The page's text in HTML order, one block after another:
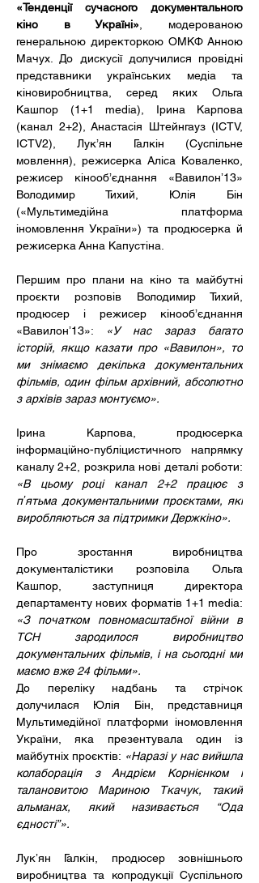
«Тенденції сучасного документального
кіно в Україні» , модерованою
генеральною директоркою ОМКФ Анною
Мачух. До дискусії долучилися провідні
представники українських медіа та
кіновиробництва, серед яких Ольга
Кашпор (1+1 media), Ірина Карпова
(канал 2+2), Анастасія Штейнгауз (ICTV,
ICTV2), Лук’ян Галкін (Суспільне
мовлення), режисерка Аліса Коваленко,
режисер кінооб’єднання «Вавилонʼ13»
Володимир Тихий, Юлія Бін
(«Мультимедійна платформа
іномовлення України») та продюсерка й
режисерка Анна Капустіна.
Першим про плани на кіно та майбутні
проєкти розповів Володимир Тихий,
продюсер і режисер кінооб’єднання
«Вавилонʼ13»:
«У нас зараз багато
історій, якщо казати про «Вавилон», то
ми знімаємо декілька документальних
фільмів, один фільм архівний, абсолютно
з архівів зараз монтуємо».
Ірина Карпова, продюсерка
інформаційно-публіцистичного напрямку
«В цьому році канал 2+2 працює з
пʼятьма документальними проєктами, які
виробляються за підтримки Держкіно».
Про зростання виробництва
документалістики розповіла Ольга
Кашпор, заступниця директора
«З початком повномасштабної війни в
ТСН зародилося виробництво
документальних фільмів, і на сьогодні ми
маємо вже 24 фільми».
До переліку надбань та стрічок
долучилася Юлія Бін, представниця
Мультимедійної платформи іномовлення
України, яка презентувала один із
майбутніх проєктів: «Наразі у нас вийшла
колаборація з Андрієм Корнієнком і
талановитою Мариною Ткачук, такий
альманах, який називається “Ода
єдності”».
Лукʼян Галкін, продюсер зовнішнього
виробництва та копродукції Суспільного